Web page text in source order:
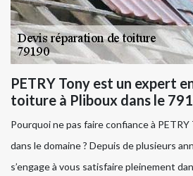
PETRY Tony est un expert
toiture à Pliboux dans le
Pourquoi ne pas faire confiance à
dans le domaine ? Depuis de plusieurs
s’engage à vous satisfaire pleinement